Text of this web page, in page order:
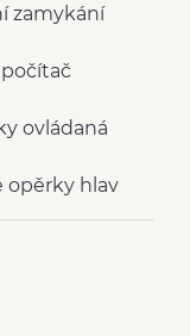
zamykání
ovládaná
opěrky hlav
skla